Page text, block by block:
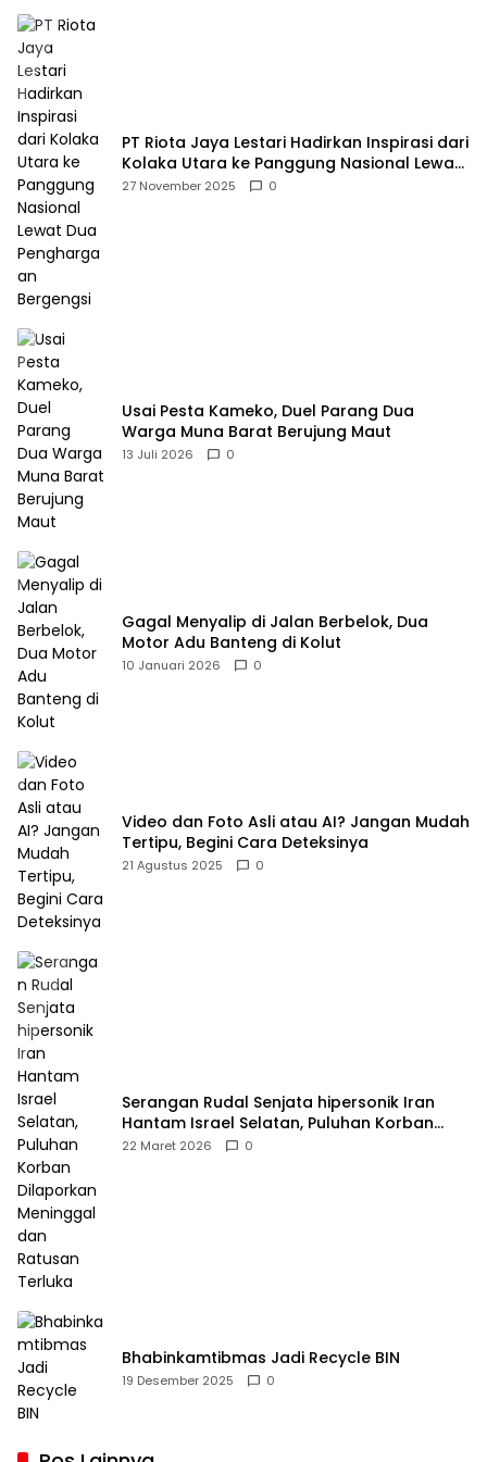
PT Riota Jaya Lestari Hadirkan Inspirasi dari
Kolaka Utara ke Panggung Nasional Lewat
Dua Penghargaan Bergengsi
27 November 2025 0
Usai Pesta Kameko, Duel Parang Dua
Warga Muna Barat Berujung Maut
13 Juli 2026 0
Gagal Menyalip di Jalan Berbelok, Dua
Motor Adu Banteng di Kolut
10 Januari 2026 0
Video dan Foto Asli atau AI? Jangan Mudah
Tertipu, Begini Cara Deteksinya
21 Agustus 2025 0
Serangan Rudal Senjata hipersonik Iran
Hantam Israel Selatan, Puluhan Korban
Dilaporkan Meninggal dan Ratusan Terluka
22 Maret 2026 0
Bhabinkamtibmas Jadi Recycle BIN
19 Desember 2025 0